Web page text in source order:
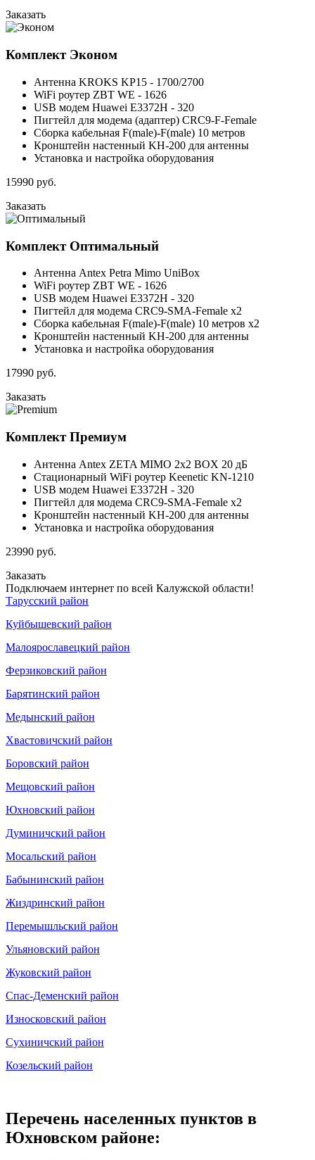
Заказать
Комплект Эконом
Антенна KROKS KP15 - 1700/2700
WiFi роутер ZBT WE - 1626
USB модем Huawei E3372H - 320
Пигтейл для модема (адаптер) CRC9-F-Female
Сборка кабельная F(male)-F(male) 10 метров
Кронштейн настенный KH-200 для антенны
Установка и настройка оборудования
15990 руб.
Заказать
Комплект Оптимальный
Антенна Antex Petra Mimo UniBox
WiFi роутер ZBT WE - 1626
USB модем Huawei E3372H - 320
Пигтейл для модема CRC9-SMA-Female x2
Сборка кабельная F(male)-F(male) 10 метров x2
Кронштейн настенный KH-200 для антенны
Установка и настройка оборудования
17990 руб.
Заказать
КомплектПремиум
Антенна Antex ZETA MIMO 2x2 BOX 20 дБ
Стационарный WiFi роутер Keenetic KN-1210
USB модем Huawei E3372H - 320
Пигтейл для модема CRC9-SMA-Female x2
Кронштейн настенный KH-200 для антенны
Установка и настройка оборудования
23990 руб.
Заказать
Подключаем интернет по всей Калужской области!
Тарусский район
Куйбышевский район
Малоярославецкий район
Ферзиковский район
Барятинский район
Медынский район
Хвастовичский район
Боровский район
Мещовский район
Юхновский район
Думиничский район
Мосальский район
Бабынинский район
Жиздринский район
Перемышльский район
Ульяновский район
Жуковский район
Спас-Деменский район
Износковский район
Сухиничский район
Козельский район
Перечень населенных пунктов в
Юхновском районе: